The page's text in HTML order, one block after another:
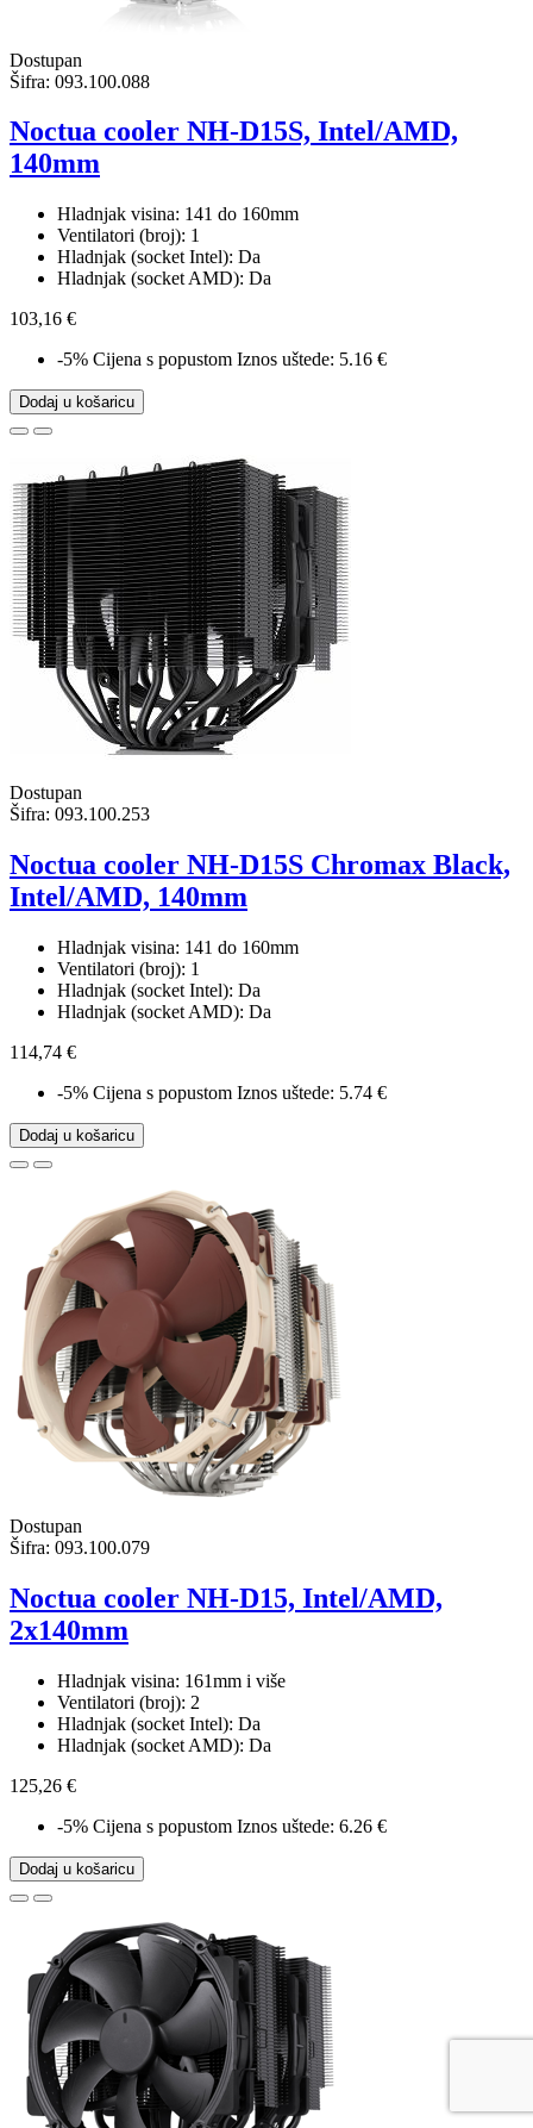
Dostupan
Šifra: 093.100.088
Noctua cooler NH-D15S, Intel/AMD,
140mm
Hladnjak visina: 141 do 160mm
Ventilatori (broj): 1
Hladnjak (socket Intel): Da
Hladnjak (socket AMD): Da
103,16 €
-5% Cijena s popustom Iznos uštede: 5.16 €
Dodaj u košaricu
Dostupan
Šifra: 093.100.253
Noctua cooler NH-D15S Chromax Black,
Intel/AMD, 140mm
Hladnjak visina: 141 do 160mm
Ventilatori (broj): 1
Hladnjak (socket Intel): Da
Hladnjak (socket AMD): Da
114,74 €
-5% Cijena s popustom Iznos uštede: 5.74 €
Dodaj u košaricu
Dostupan
Šifra: 093.100.079
Noctua cooler NH-D15, Intel/AMD,
2x140mm
Hladnjak visina: 161mm i više
Ventilatori (broj): 2
Hladnjak (socket Intel): Da
Hladnjak (socket AMD): Da
125,26 €
-5% Cijena s popustom Iznos uštede: 6.26 €
Dodaj u košaricu